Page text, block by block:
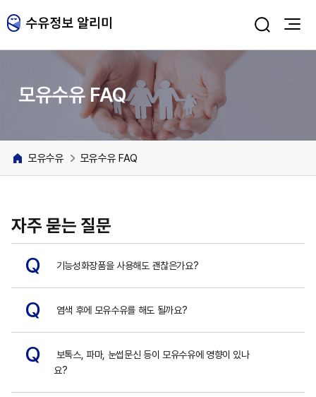
모유수유 FAQ
모유수유 모유수유 FAQ
자주 묻는 질문
Q 기능성화장품을 사용해도 괜찮은가요?
Q 염색 후에 모유수유를 해도 될까요?
Q
보톡스, 파마, 눈썹문신 등이 모유수유에 영향이 있나
요?